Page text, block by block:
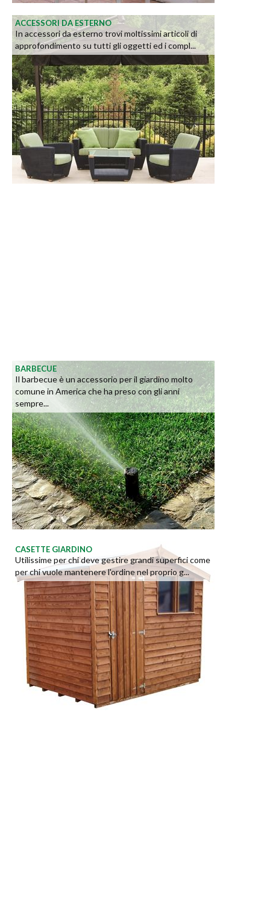
ACCESSORI DA ESTERNO
In accessori da esterno trovi moltissimi articoli di
approfondimento su tutti gli oggetti ed i compl...
BARBECUE
Il barbecue è un accessorio per il giardino molto
comune in America che ha preso con gli anni
sempre...
CASETTE GIARDINO
Utilissime per chi deve gestire grandi superfici come
per chi vuole mantenere l'ordine nel proprio g...